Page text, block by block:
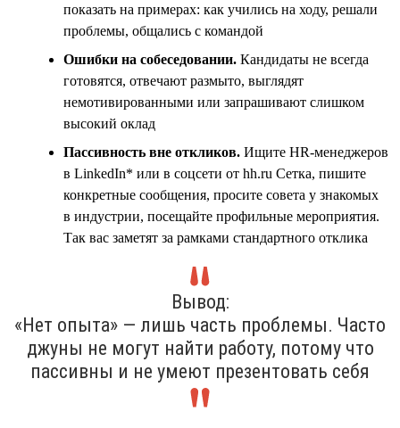
показать на примерах: как учились на ходу, решали
проблемы, общались с командой
Ошибки на собеседовании. Кандидаты не всегда
готовятся, отвечают размыто, выглядят
немотивированными или запрашивают слишком
высокий оклад
Пассивность вне откликов. Ищите HR-менеджеров
в LinkedIn* или в соцсети от hh.ru Сетка, пишите
конкретные сообщения, просите совета у знакомых
в индустрии, посещайте профильные мероприятия.
Так вас заметят за рамками стандартного отклика
Вывод:
«Нет опыта» — лишь часть проблемы. Часто
джуны не могут найти работу, потому что
пассивны и не умеют презентовать себя